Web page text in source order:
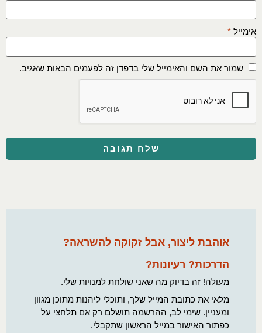
אימייל *
שמור את השם והאימייל שלי בדפדן זה לפעמים הבאות שאגיב.
אוהבת ליצור, אבל זקוקה להשראה?
הדרכות? רעיונות?
מעולה! זה בדיוק מה שאני שולחת למנויות שלי.
מלאי את כתובת המייל שלך, ותוכלי ליהנות מתוכן מגוון
ומעניין. שימי לב, ההרשמה תושלם רק אם תלחצי על
כפתור האישור במייל הראשון שתקבלי.